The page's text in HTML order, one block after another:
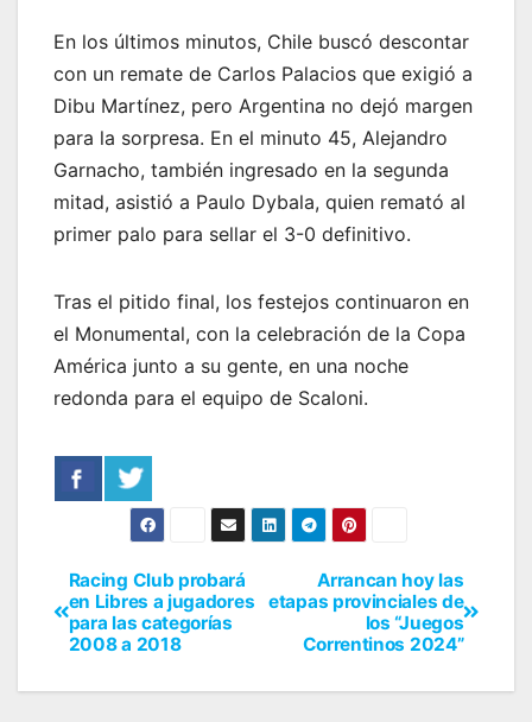
En los últimos minutos, Chile buscó descontar
con un remate de Carlos Palacios que exigió a
Dibu Martínez, pero Argentina no dejó margen
para la sorpresa. En el minuto 45, Alejandro
Garnacho, también ingresado en la segunda
mitad, asistió a Paulo Dybala, quien remató al
primer palo para sellar el 3-0 definitivo.
Tras el pitido final, los festejos continuaron en
el Monumental, con la celebración de la Copa
América junto a su gente, en una noche
redonda para el equipo de Scaloni.
Arrancan hoy las
etapas provinciales de
los “Juegos
Correntinos 2024”
Racing Club probará
en Libres a jugadores
para las categorías
2008 a 2018